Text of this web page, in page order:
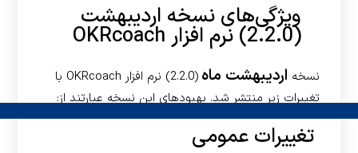
ویژگی‌های نسخه اردیبهشت
(2.2.0) نرم افزار OKRcoach
نسخه اردیبهشت ماه
(2.2.0) نرم افزار OKRcoach با
تغییرات زیر منتشر شد. بهبودهای این نسخه عبارتند از:
تغییرات عمومی